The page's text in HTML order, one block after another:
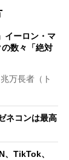
イーロン・マ
数々「絶対
万長者（ト
ネコンは最高
TikTok、